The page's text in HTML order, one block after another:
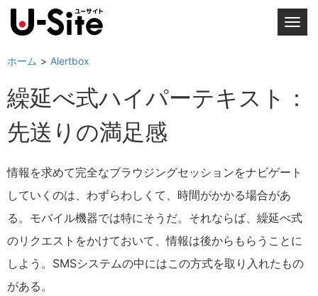
T
e
a
i
o
ホーム Alertbox
繰延べ式ハイパーテキスト：
先送りの満足感
情報を求めて完全なブラウジングセッションをナビゲート
していくのは、わずらわしくて、時間がかかる場合があ
る。モバイル機器では特にそうだ。それならば、繰延べ式
のリクエストをかけておいて、情報は後からもらうことに
しよう。SMSシステムの中にはこの方式を取り入れたもの
がある。